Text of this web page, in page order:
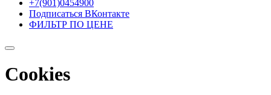
+7(901)0454900
Подписаться ВКонтакте
ФИЛЬТР ПО ЦЕНЕ
Cookies